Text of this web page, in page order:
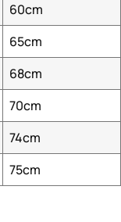
60cm
65cm
68cm
70cm
74cm
75cm